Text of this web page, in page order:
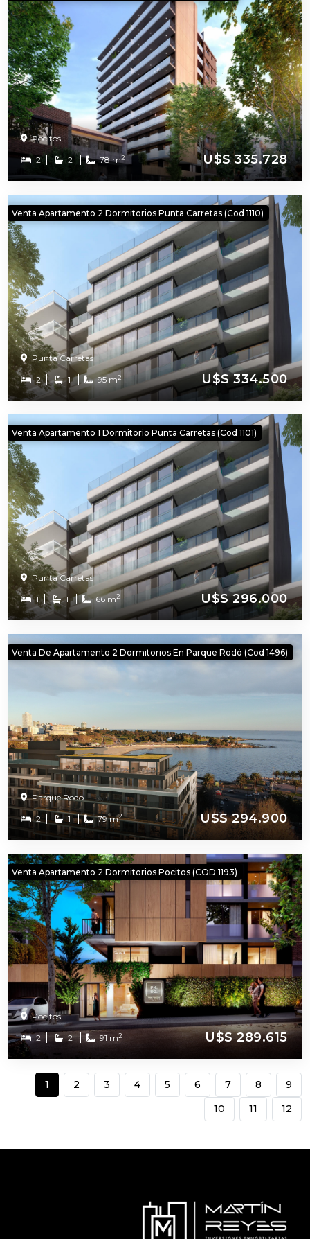
Pocitos
2 2 78 m2 U$S 335.728
Venta Apartamento 2 Dormitorios Punta Carretas (cod 1110)
Punta Carretas
2 1 95 m2 U$S 334.500
Venta Apartamento 1 Dormitorio Punta Carretas (cod 1101)
Punta Carretas
1 1 66 m2 U$S 296.000
Venta De Apartamento 2 Dormitorios En Parque Rodó (cod 1496)
Parque Rodo
2 1 79 m2 U$S 294.900
Venta Apartamento 2 Dormitorios Pocitos (COD 1193)
Pocitos
2 2 91 m2 U$S 289.615
1 2 3 4 5 6 7 8
9
10
11 12